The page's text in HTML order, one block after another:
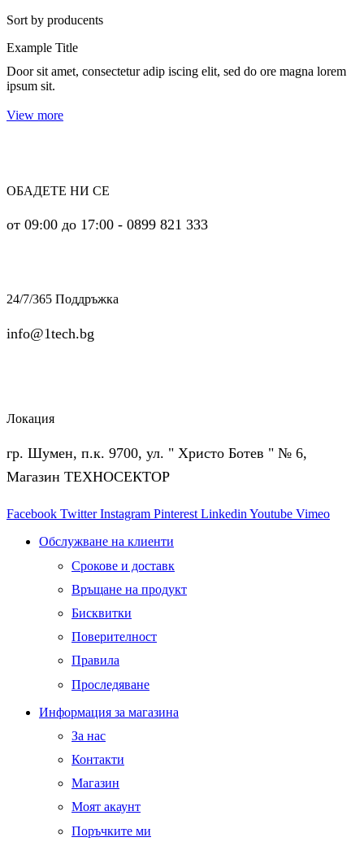
Sort by producents
Example Title
Door sit amet, consectetur adip iscing elit, sed do ore magna lorem
ipsum sit.
View more
ОБАДЕТЕ НИ СЕ
от 09:00 до 17:00 - 0899 821 333
24/7/365 Поддръжка
info@1tech.bg
Локация
гр. Шумен, п.к. 9700, ул. " Христо Ботев " № 6,
Магазин ТЕХНОСЕКТОР
Facebook Twitter Instagram Pinterest LinkedinYoutube Vimeo
Обслужване на клиенти
Срокове и доставк
Връщане на продукт
Бисквитки
Поверителност
Правила
Проследяване
Информация за магазина
За нас
Контакти
Магазин
Моят акаунт
Поръчките ми